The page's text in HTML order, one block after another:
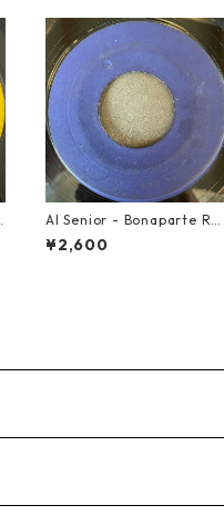
Al Senior - Bonaparte Ret
reat【7-21861】
¥2,600